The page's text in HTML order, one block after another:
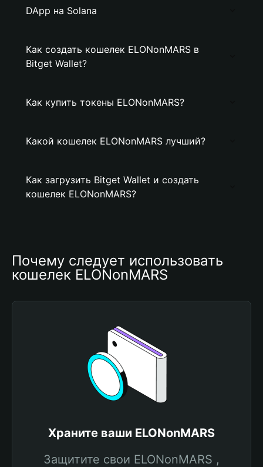
DApp на Solana
Как создать кошелек ELONonMARS в
Bitget Wallet?
Как купить токены ELONonMARS?
Какой кошелек ELONonMARS лучший?
Как загрузить Bitget Wallet и создать
кошелек ELONonMARS?
Почему следует использовать
кошелек ELONonMARS
Храните ваши ELONonMARS
Защитите свои ELONonMARS ,